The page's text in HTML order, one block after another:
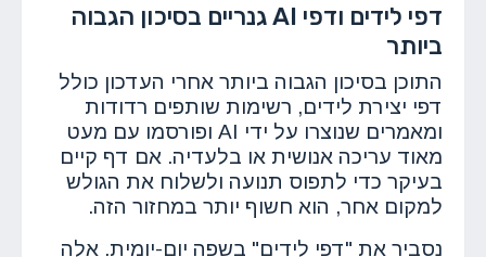
דפי לידים ודפי AI גנריים בסיכון הגבוה
ביותר
התוכן בסיכון הגבוה ביותר אחרי העדכון כולל
דפי יצירת לידים, רשימות שותפים רדודות
ומאמרים שנוצרו על ידי AI ופורסמו עם מעט
מאוד עריכה אנושית או בלעדיה. אם דף קיים
בעיקר כדי לתפוס תנועה ולשלוח את הגולש
למקום אחר, הוא חשוף יותר במחזור הזה.
נסביר את "דפי לידים" בשפה יום-יומית. אלה